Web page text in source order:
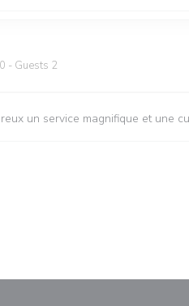
- Guests 2
un service magnifique et une